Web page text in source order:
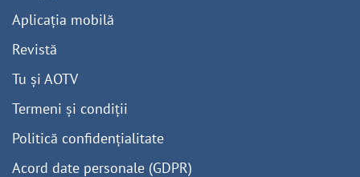
Aplicația mobilă
Revistă
Tu și AOTV
Termeni și condiții
Politică confidențialitate
Acord date personale (GDPR)